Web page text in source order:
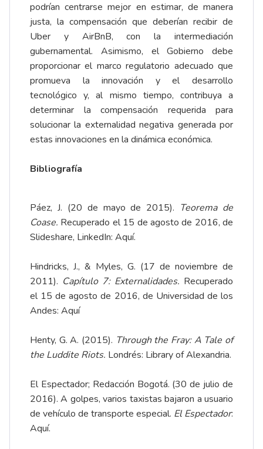
podrían centrarse mejor en estimar, de manera
justa, la compensación que deberían recibir de
Uber y AirBnB, con la intermediación
gubernamental. Asimismo, el Gobierno debe
proporcionar el marco regulatorio adecuado que
promueva la innovación y el desarrollo
tecnológico y, al mismo tiempo, contribuya a
determinar la compensación requerida para
solucionar la externalidad negativa generada por
estas innovaciones en la dinámica económica.
Bibliografía
Páez, J. (20 de mayo de 2015). Teorema de
Coase. Recuperado el 15 de agosto de 2016, de
Slideshare, LinkedIn: Aquí.
Hindricks, J., & Myles, G. (17 de noviembre de
2011). Capítulo 7: Externalidades. Recuperado
el 15 de agosto de 2016, de Universidad de los
Andes: Aquí
Henty, G. A. (2015). Through the Fray: A Tale of
the Luddite Riots. Londrés: Library of Alexandria.
El Espectador; Redacción Bogotá. (30 de julio de
2016). A golpes, varios taxistas bajaron a usuario
de vehículo de transporte especial. El Espectador:
Aquí.